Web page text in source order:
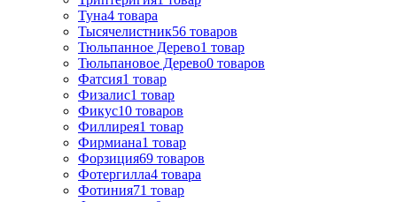
Туна4 товара
Тысячелистник56 товаров
Тюльпанное Дерево1 товар
Тюльпановое Дерево0 товаров
Фатсия1 товар
Физалис1 товар
Фикус10 товаров
Филлирея1 товар
Фирмиана1 товар
Форзиция69 товаров
Фотергилла4 товара
Фотиния71 товар